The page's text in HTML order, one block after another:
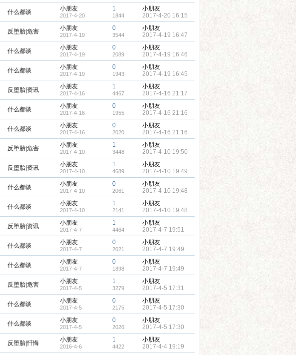
什么都谈 小朋友
2017-4-20
1
1844
小朋友
2017-4-20 16:15
反堕胎|危害 小朋友
2017-4-19
0
3544
小朋友
2017-4-19 16:47
什么都谈 小朋友
2017-4-19
0
2089
小朋友
2017-4-19 16:46
什么都谈 小朋友
2017-4-19
0
1943
小朋友
2017-4-19 16:45
反堕胎|资讯 小朋友
2017-4-16
1
4467
小朋友
2017-4-16 21:17
什么都谈 小朋友
2017-4-16
0
1955
小朋友
2017-4-16 21:16
什么都谈 小朋友
2017-4-16
0
2020
小朋友
2017-4-16 21:16
反堕胎|危害 小朋友
2017-4-10
1
3448
小朋友
2017-4-10 19:50
反堕胎|资讯 小朋友
2017-4-10
1
4689
小朋友
2017-4-10 19:49
什么都谈 小朋友
2017-4-10
0
2061
小朋友
2017-4-10 19:48
什么都谈 小朋友
2017-4-10
1
2141
小朋友
2017-4-10 19:48
反堕胎|资讯 小朋友
2017-4-7
1
4464
小朋友
2017-4-7 19:51
什么都谈 小朋友
2017-4-7
0
2021
小朋友
2017-4-7 19:49
什么都谈 小朋友
2017-4-7
0
1898
小朋友
2017-4-7 19:49
反堕胎|危害 小朋友
2017-4-5
1
3279
小朋友
2017-4-5 17:31
什么都谈 小朋友
2017-4-5
0
2175
小朋友
2017-4-5 17:30
什么都谈 小朋友
2017-4-5
0
2026
小朋友
2017-4-5 17:30
反堕胎|忏悔 小朋友
2016-4-6
1
4422
小朋友
2017-4-4 19:19